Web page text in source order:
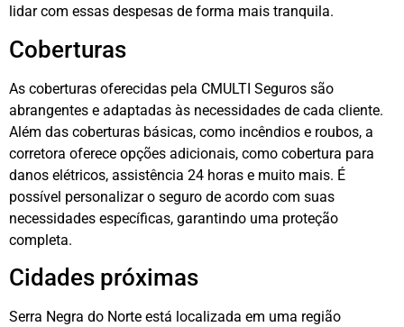
lidar com essas despesas de forma mais tranquila.
Coberturas
As coberturas oferecidas pela CMULTI Seguros são
abrangentes e adaptadas às necessidades de cada cliente.
Além das coberturas básicas, como incêndios e roubos, a
corretora oferece opções adicionais, como cobertura para
danos elétricos, assistência 24 horas e muito mais. É
possível personalizar o seguro de acordo com suas
necessidades específicas, garantindo uma proteção
completa.
Cidades próximas
Serra Negra do Norte está localizada em uma região